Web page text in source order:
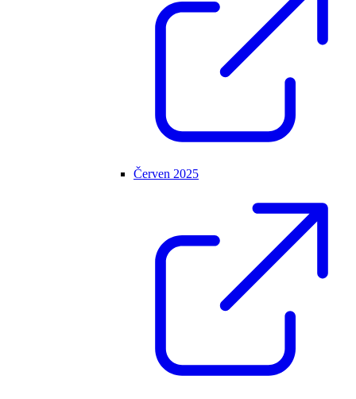
Červen 2025